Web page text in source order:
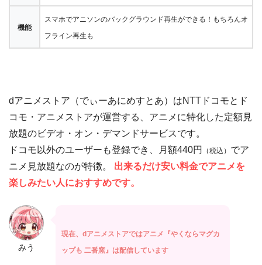
機能
スマホでアニソンのバックグラウンド再生ができる！もちろんオ
フライン再生も
dアニメストア（でぃーあにめすとあ）はNTTドコモとド
コモ・アニメストアが運営する、アニメに特化した定額見
放題のビデオ・オン・デマンドサービスです。
ドコモ以外のユーザーも登録でき、月額440円
（税込） でア
ニメ見放題なのが特徴。 出来るだけ安い料金でアニメを
楽しみたい人におすすめです。
みう
現在、dアニメストアではアニメ『やくならマグカ
ップも 二番窯』は配信しています